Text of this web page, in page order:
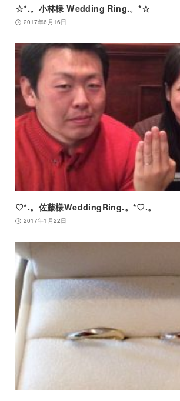
☆*.。小林様 Wedding Ring.。*☆
2017年6月16日
♡*.。佐藤様WeddingRing.。*♡.。
2017年1月22日